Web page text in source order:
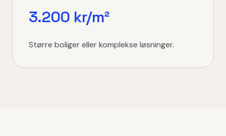
3.200 kr/m²
Større boliger eller komplekse løsninger.